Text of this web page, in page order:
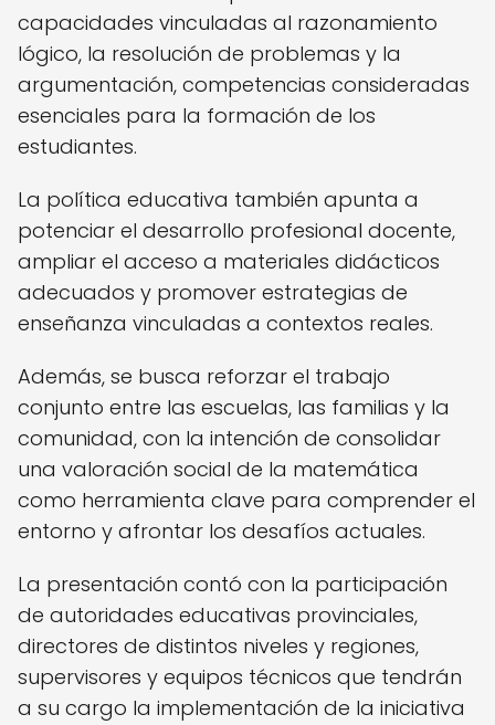
capacidades vinculadas al razonamiento
lógico, la resolución de problemas y la
argumentación, competencias consideradas
esenciales para la formación de los
estudiantes.
La política educativa también apunta a
potenciar el desarrollo profesional docente,
ampliar el acceso a materiales didácticos
adecuados y promover estrategias de
enseñanza vinculadas a contextos reales.
Además, se busca reforzar el trabajo
conjunto entre las escuelas, las familias y la
comunidad, con la intención de consolidar
una valoración social de la matemática
como herramienta clave para comprender el
entorno y afrontar los desafíos actuales.
La presentación contó con la participación
de autoridades educativas provinciales,
directores de distintos niveles y regiones,
supervisores y equipos técnicos que tendrán
a su cargo la implementación de la iniciativa